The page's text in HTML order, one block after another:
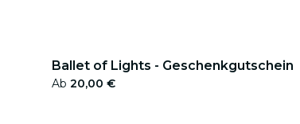
Ballet of Lights - Geschenkgutschein
Ab 20,00 €